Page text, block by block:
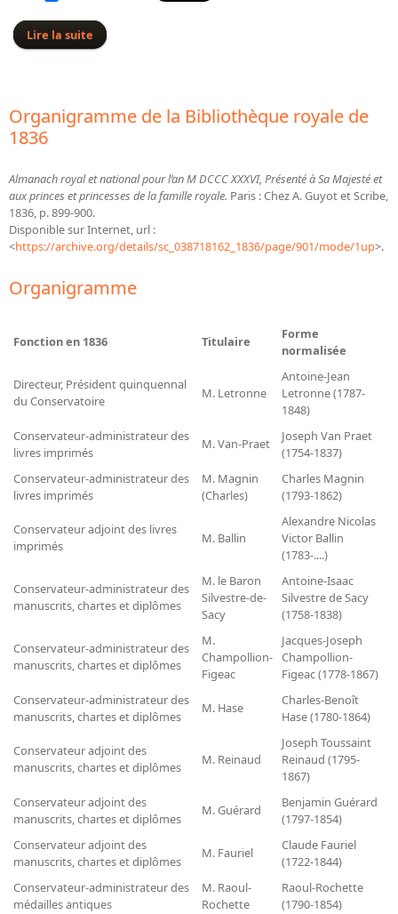
Lire la suite de Organigramme de la Bibliothèque royale de 1837
Organigramme de la Bibliothèque royale de
1836
Almanach royal et national pour l’an M DCCC XXXVI, Présenté à Sa Majesté et
aux princes et princesses de la famille royale. Paris : Chez A. Guyot et Scribe,
1836, p. 899-900.
Disponible sur Internet, url :
<https://archive.org/details/sc_038718162_1836/page/901/mode/1up>.
Organigramme
Fonction en 1836 Titulaire
Forme
normalisée
Directeur, Président quinquennal
du Conservatoire
M. Letronne
Antoine-Jean
Letronne (1787-
1848)
Conservateur-administrateur des
livres imprimés
M. Van-Praet
Joseph Van Praet
(1754-1837)
Conservateur-administrateur des
livres imprimés
M. Magnin
(Charles)
Charles Magnin
(1793-1862)
Conservateur adjoint des livres
imprimés
M. Ballin
Alexandre Nicolas
Victor Ballin
(1783-....)
Conservateur-administrateur des
manuscrits, chartes et diplômes
M. le Baron
Silvestre-de-
Sacy
Antoine-Isaac
Silvestre de Sacy
(1758-1838)
Conservateur-administrateur des
manuscrits, chartes et diplômes
M.
Champollion-
Figeac
Jacques-Joseph
Champollion-
Figeac (1778-1867)
Conservateur-administrateur des
manuscrits, chartes et diplômes
M. Hase
Charles-Benoît
Hase (1780-1864)
Conservateur adjoint des
manuscrits, chartes et diplômes
M. Reinaud
Joseph Toussaint
Reinaud (1795-
1867)
Conservateur adjoint des
manuscrits, chartes et diplômes
M. Guérard
Benjamin Guérard
(1797-1854)
Conservateur adjoint des
manuscrits, chartes et diplômes
M. Fauriel
Claude Fauriel
(1722-1844)
Conservateur-administrateur des
médailles antiques
M. Raoul-
Rochette
Raoul-Rochette
(1790-1854)